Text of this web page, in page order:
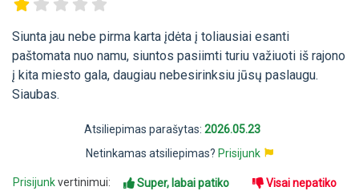
Siunta jau nebe pirma karta įdėta į toliausiai esanti
paštomata nuo namu, siuntos pasiimti turiu važiuoti iš rajono
į kita miesto gala, daugiau nebesirinksiu jūsų paslaugu.
Siaubas.
Atsiliepimas parašytas: 2026.05.23
Netinkamas atsiliepimas? Prisijunk
Prisijunkvertinimui: Super, labai patiko Visai nepatiko